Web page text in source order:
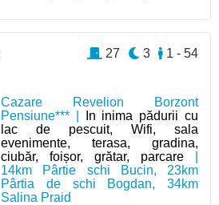
Cazare Revelion Borzont
Pensiune*** |
In inima pădurii cu
lac de pescuit, Wifi, sala
evenimente, terasa, gradina,
ciubăr, foișor, grătar, parcare
14km Pârtie schi Bucin, 23km
Pârtia de schi Bogdan, 34km
Salina Praid
1 - 54
3
27